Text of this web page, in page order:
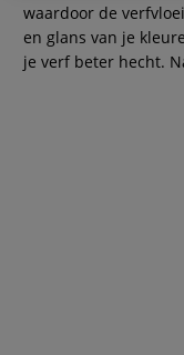
waardoor de
en glans van je
je verf beter hecht.